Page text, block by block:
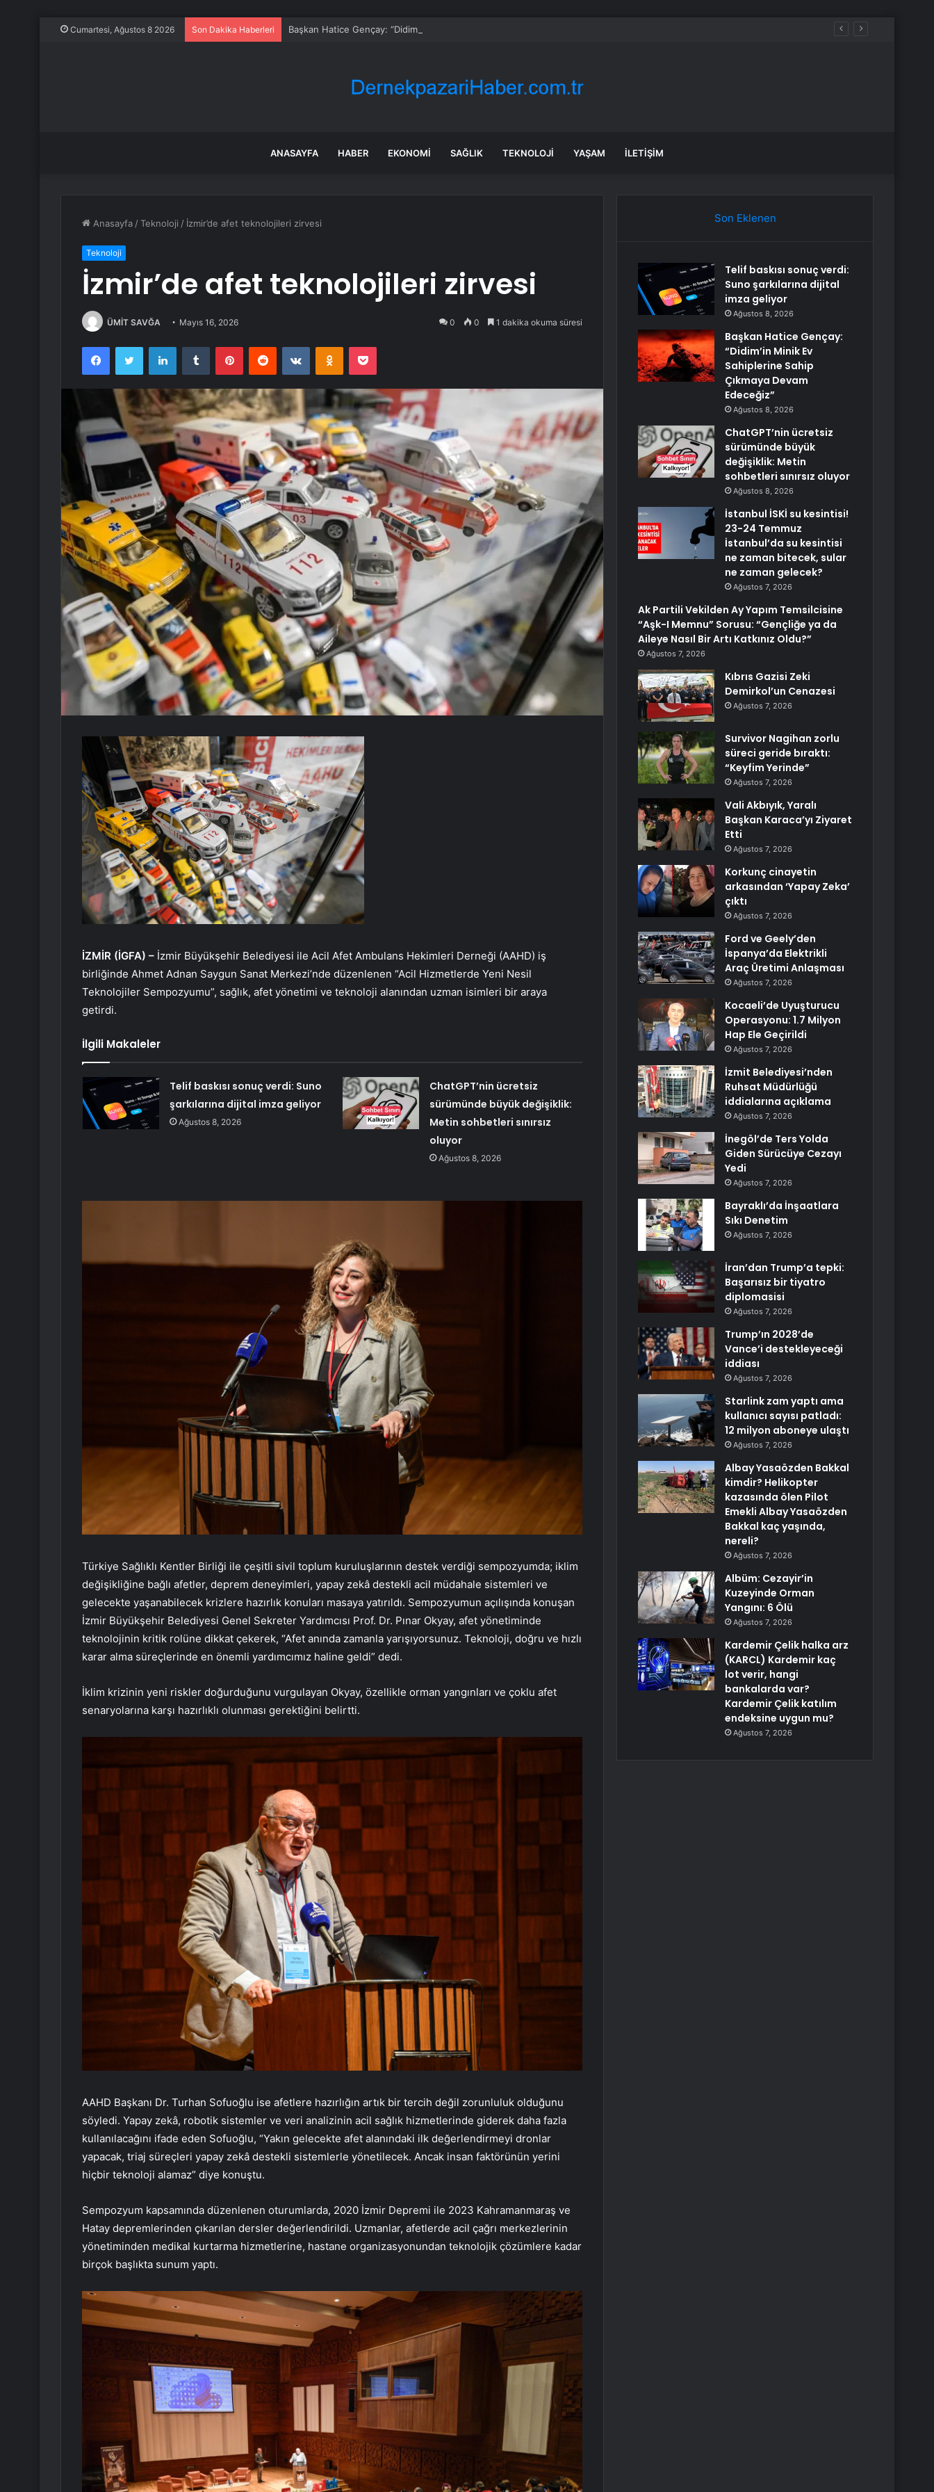
Cumartesi, Ağustos 8 2026 Son Dakika Haberleri Başkan Hatice Gençay: “Didim’in Minik Ev Sahiplerine Sahip Çıkmaya Devam Edeceğiz”
ANASAYFA HABER EKONOMI SAĞLIK TEKNOLOJI YAŞAM İLETIŞIM
Anasayfa /Teknoloji / İzmir’de afet teknolojileri zirvesi
Teknoloji
İzmir’de afet teknolojileri zirvesi
ÜMİT SAVĞA Mayıs 16, 2026 0 0 1 dakika okuma süresi
FacebookTwitter LinkedInTumblr PinterestReddit VKontakteOdnoklassniki
Pocket
İZMİR (İGFA) – İzmir Büyükşehir Belediyesi ile Acil Afet Ambulans Hekimleri Derneği (AAHD) iş
birliğinde Ahmet Adnan Saygun Sanat Merkezi’nde düzenlenen “Acil Hizmetlerde Yeni Nesil
Teknolojiler Sempozyumu”, sağlık, afet yönetimi ve teknoloji alanından uzman isimleri bir araya
getirdi.
İlgili Makaleler
Telif baskısı sonuç verdi: Suno
şarkılarına dijital imza geliyor
Ağustos 8, 2026
ChatGPT’nin ücretsiz
sürümünde büyük değişiklik:
Metin sohbetleri sınırsız
oluyor
Ağustos 8, 2026
Türkiye Sağlıklı Kentler Birliği ile çeşitli sivil toplum kuruluşlarının destek verdiği sempozyumda; iklim
değişikliğine bağlı afetler, deprem deneyimleri, yapay zekâ destekli acil müdahale sistemleri ve
gelecekte yaşanabilecek krizlere hazırlık konuları masaya yatırıldı. Sempozyumun açılışında konuşan
İzmir Büyükşehir Belediyesi Genel Sekreter Yardımcısı Prof. Dr. Pınar Okyay, afet yönetiminde
teknolojinin kritik rolüne dikkat çekerek, “Afet anında zamanla yarışıyorsunuz. Teknoloji, doğru ve hızlı
karar alma süreçlerinde en önemli yardımcımız haline geldi” dedi.
İklim krizinin yeni riskler doğurduğunu vurgulayan Okyay, özellikle orman yangınları ve çoklu afet
senaryolarına karşı hazırlıklı olunması gerektiğini belirtti.
AAHD Başkanı Dr. Turhan Sofuoğlu ise afetlere hazırlığın artık bir tercih değil zorunluluk olduğunu
söyledi. Yapay zekâ, robotik sistemler ve veri analizinin acil sağlık hizmetlerinde giderek daha fazla
kullanılacağını ifade eden Sofuoğlu, “Yakın gelecekte afet alanındaki ilk değerlendirmeyi dronlar
yapacak, triaj süreçleri yapay zekâ destekli sistemlerle yönetilecek. Ancak insan faktörünün yerini
hiçbir teknoloji alamaz” diye konuştu.
Sempozyum kapsamında düzenlenen oturumlarda, 2020 İzmir Depremi ile 2023 Kahramanmaraş ve
Hatay depremlerinden çıkarılan dersler değerlendirildi. Uzmanlar, afetlerde acil çağrı merkezlerinin
yönetiminden medikal kurtarma hizmetlerine, hastane organizasyonundan teknolojik çözümlere kadar
birçok başlıkta sunum yaptı.
Son Eklenen
Telif baskısı sonuç verdi:
Suno şarkılarına dijital
imza geliyor
Ağustos 8, 2026
Başkan Hatice Gençay:
“Didim’in Minik Ev
Sahiplerine Sahip
Çıkmaya Devam
Edeceğiz”
Ağustos 8, 2026
ChatGPT’nin ücretsiz
sürümünde büyük
değişiklik: Metin
sohbetleri sınırsız oluyor
Ağustos 8, 2026
İstanbul İSKİ su kesintisi!
23-24 Temmuz
İstanbul’da su kesintisi
ne zaman bitecek, sular
ne zaman gelecek?
Ağustos 7, 2026
Ak Partili Vekilden Ay Yapım Temsilcisine
“Aşk-I Memnu” Sorusu: “Gençliğe ya da
Aileye Nasıl Bir Artı Katkınız Oldu?”
Ağustos 7, 2026
Kıbrıs Gazisi Zeki
Demirkol’un Cenazesi
Ağustos 7, 2026
Survivor Nagihan zorlu
süreci geride bıraktı:
“Keyfim Yerinde”
Ağustos 7, 2026
Vali Akbıyık, Yaralı
Başkan Karaca’yı Ziyaret
Etti
Ağustos 7, 2026
Korkunç cinayetin
arkasından ‘Yapay Zeka’
çıktı
Ağustos 7, 2026
Ford ve Geely’den
İspanya’da Elektrikli
Araç Üretimi Anlaşması
Ağustos 7, 2026
Kocaeli’de Uyuşturucu
Operasyonu: 1.7 Milyon
Hap Ele Geçirildi
Ağustos 7, 2026
İzmit Belediyesi’nden
Ruhsat Müdürlüğü
iddialarına açıklama
Ağustos 7, 2026
İnegöl’de Ters Yolda
Giden Sürücüye Cezayı
Yedi
Ağustos 7, 2026
Bayraklı’da İnşaatlara
Sıkı Denetim
Ağustos 7, 2026
İran’dan Trump’a tepki:
Başarısız bir tiyatro
diplomasisi
Ağustos 7, 2026
Trump’ın 2028’de
Vance’i destekleyeceği
iddiası
Ağustos 7, 2026
Starlink zam yaptı ama
kullanıcı sayısı patladı:
12 milyon aboneye ulaştı
Ağustos 7, 2026
Albay Yasaözden Bakkal
kimdir? Helikopter
kazasında ölen Pilot
Emekli Albay Yasaözden
Bakkal kaç yaşında,
nereli?
Ağustos 7, 2026
Albüm: Cezayir’in
Kuzeyinde Orman
Yangını: 6 Ölü
Ağustos 7, 2026
Kardemir Çelik halka arz
(KARCL) Kardemir kaç
lot verir, hangi
bankalarda var?
Kardemir Çelik katılım
endeksine uygun mu?
Ağustos 7, 2026